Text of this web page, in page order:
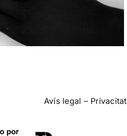
Avís legal – Privacitat